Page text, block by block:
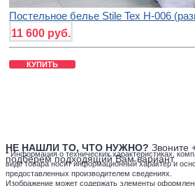
Постельное белье Stile Tex H-006
11 600 руб.
КУПИТЬ
НЕ НАШЛИ ТО, ЧТО НУЖНО? Звоните
подберем подходящий Вам вариант.
* Информация о технических характеристиках,
виде товара носит информационный характер и
предоставленных производителем сведениях.
Изображение может содержать элементы